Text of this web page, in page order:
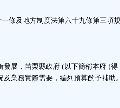
條及地方制度法第六十九條第三項
發展，苗栗縣政府 (以下簡稱本府 )得
及業務實際需要，編列預算酌予補助